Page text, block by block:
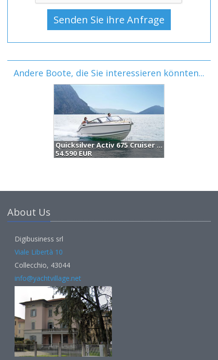
Andere Boote, die Sie interessieren könnten...
Sea Ray Spx 190 (2025)
55.000 EUR
About Us
Digibusiness srl
Viale Libertà 10
Collecchio, 43044
info@yachtvillage.net